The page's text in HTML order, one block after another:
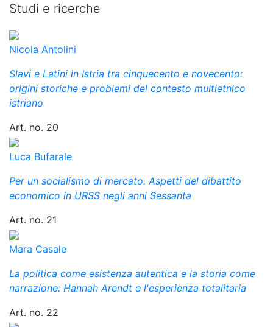
Studi e ricerche
Nicola Antolini
Slavi e Latini in Istria tra cinquecento e novecento:
origini storiche e problemi del contesto multietnico
istriano
Art. no. 20
Luca Bufarale
Per un socialismo di mercato. Aspetti del dibattito
economico in URSS negli anni Sessanta
Art. no. 21
Mara Casale
La politica come esistenza autentica e la storia come
narrazione: Hannah Arendt e l'esperienza totalitaria
Art. no. 22